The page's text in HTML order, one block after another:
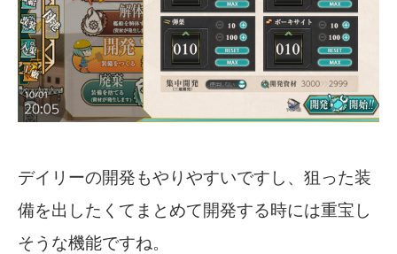
デイリーの開発もやりやすいですし、狙った装
備を出したくてまとめて開発する時には重宝し
そうな機能ですね。